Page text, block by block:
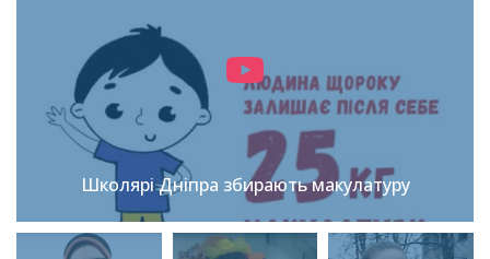
Школярі Дніпра збирають макулатуру